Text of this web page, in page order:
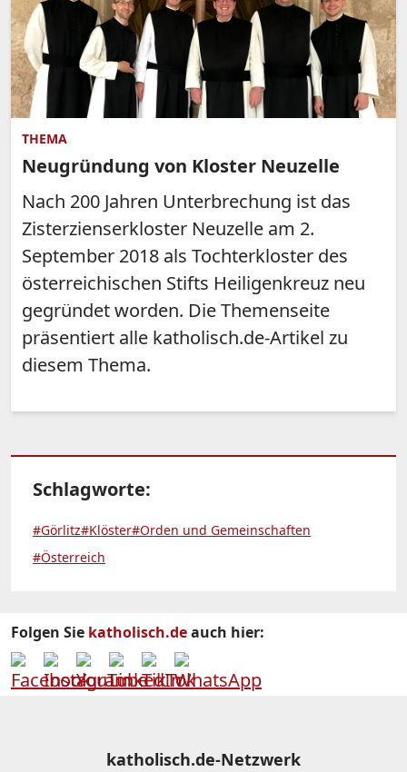
THEMA
Neugründung von Kloster Neuzelle
Nach 200 Jahren Unterbrechung ist das
Zisterzienserkloster Neuzelle am 2.
September 2018 als Tochterkloster des
österreichischen Stifts Heiligenkreuz neu
gegründet worden. Die Themenseite
präsentiert alle katholisch.de-Artikel zu
diesem Thema.
Schlagworte:
#Görlitz#Klöster#Orden und Gemeinschaften
#Österreich
Folgen Sie katholisch.deauch hier:
katholisch.de-Netzwerk